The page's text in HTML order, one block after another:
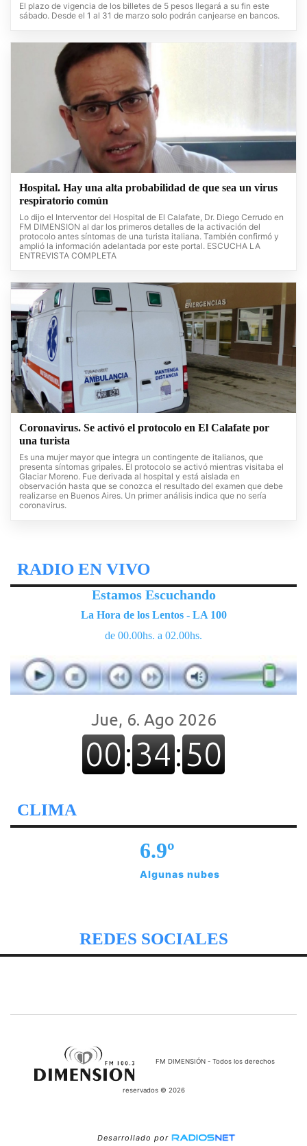
El plazo de vigencia de los billetes de 5 pesos llegará a su fin este
sábado. Desde el 1 al 31 de marzo solo podrán canjearse en bancos.
Hospital. Hay una alta probabilidad de que sea un virus
respiratorio común
Lo dijo el Interventor del Hospital de El Calafate, Dr. Diego Cerrudo en
FM DIMENSION al dar los primeros detalles de la activación del
protocolo antes síntomas de una turista italiana. También confirmó y
amplió la información adelantada por este portal. ESCUCHA LA
ENTREVISTA COMPLETA
Coronavirus. Se activó el protocolo en El Calafate por
una turista
Es una mujer mayor que integra un contingente de italianos, que
presenta síntomas gripales. El protocolo se activó mientras visitaba el
Glaciar Moreno. Fue derivada al hospital y está aislada en
observación hasta que se conozca el resultado del examen que debe
realizarse en Buenos Aires. Un primer análisis indica que no sería
coronavirus.
RADIO EN VIVO
Estamos Escuchando
La Hora de los Lentos - LA 100
de 00.00hs. a 02.00hs.
CLIMA
6.9º
Algunas nubes
REDES SOCIALES
FM DIMENSIÓN - Todos los derechos
reservados © 2026
Desarrollado por